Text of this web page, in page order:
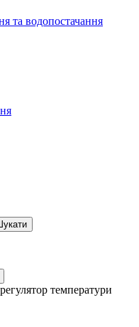
та водопостачання
температури